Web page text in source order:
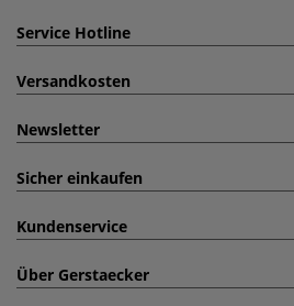
Service Hotline
Versandkosten
Newsletter
Sicher einkaufen
Kundenservice
Über Gerstaecker